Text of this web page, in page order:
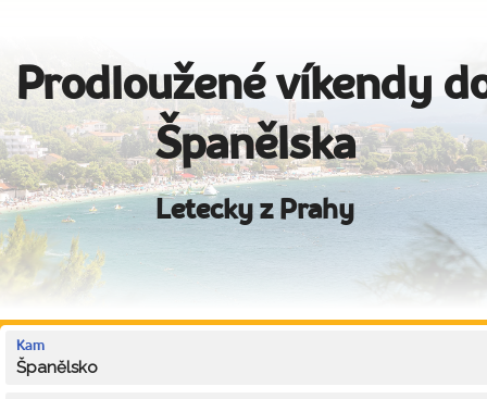
Prodloužené víkendy
Španělska
Letecky z Prahy
Kam
Španělsko